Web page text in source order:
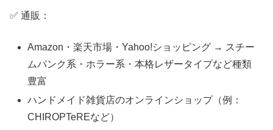
✅ 通販：
Amazon・楽天市場・Yahoo!ショッピング → スチー
ムパンク系・ホラー系・本格レザータイプなど種類
豊富
ハンドメイド雑貨店のオンラインショップ（例：
CHIROPTeREなど）